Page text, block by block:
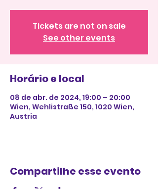
Tickets are not on sale
See other events
Horário e local
08 de abr. de 2024, 19:00 – 20:00
Wien, Wehlistraße 150, 1020 Wien,
Austria
Compartilhe esse evento